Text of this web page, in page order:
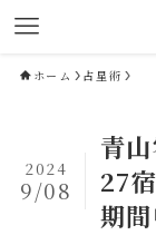
ホーム 占星術
青
27
期間
2024
9/08